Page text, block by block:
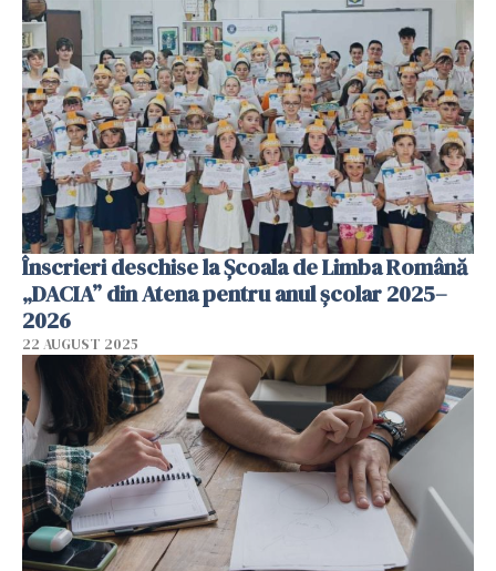
Înscrieri deschise la Școala de Limba Română
„DACIA” din Atena pentru anul școlar 2025–
2026
22 AUGUST 2025